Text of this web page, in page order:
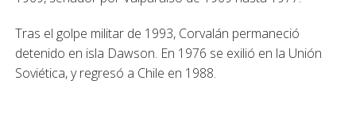
Tras el golpe militar de 1993, Corvalán permaneció
detenido en isla Dawson. En 1976 se exilió en la Unión
Soviética, y regresó a Chile en 1988.